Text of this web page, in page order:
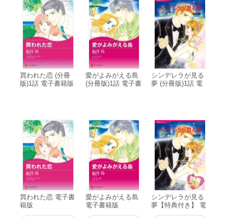
買われた恋 (分冊
版)1話 電子書籍版
愛がよみがえる島
(分冊版)1話 電子書
シンデレラが見る
夢 (分冊版)1話 電
買われた恋 電子書
籍版
愛がよみがえる島
電子書籍版
シンデレラが見る
夢【特典付き】 電
子書籍版